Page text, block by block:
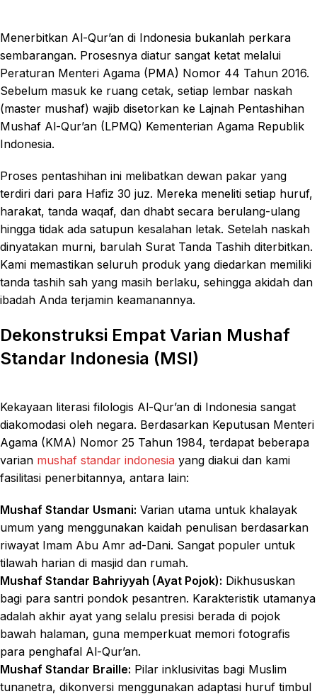
Menerbitkan Al-Qur’an di Indonesia bukanlah perkara
sembarangan. Prosesnya diatur sangat ketat melalui
Peraturan Menteri Agama (PMA) Nomor 44 Tahun 2016.
Sebelum masuk ke ruang cetak, setiap lembar naskah
(master mushaf) wajib disetorkan ke Lajnah Pentashihan
Mushaf Al-Qur’an (LPMQ) Kementerian Agama Republik
Indonesia.
Proses pentashihan ini melibatkan dewan pakar yang
terdiri dari para Hafiz 30 juz. Mereka meneliti setiap huruf,
harakat, tanda waqaf, dan dhabt secara berulang-ulang
hingga tidak ada satupun kesalahan letak. Setelah naskah
dinyatakan murni, barulah Surat Tanda Tashih diterbitkan.
Kami memastikan seluruh produk yang diedarkan memiliki
tanda tashih sah yang masih berlaku, sehingga akidah dan
ibadah Anda terjamin keamanannya.
Dekonstruksi Empat Varian Mushaf
Standar Indonesia (MSI)
Kekayaan literasi filologis Al-Qur’an di Indonesia sangat
diakomodasi oleh negara. Berdasarkan Keputusan Menteri
Agama (KMA) Nomor 25 Tahun 1984, terdapat beberapa
varian mushaf standar indonesia yang diakui dan kami
fasilitasi penerbitannya, antara lain:
Mushaf Standar Usmani: Varian utama untuk khalayak
umum yang menggunakan kaidah penulisan berdasarkan
riwayat Imam Abu Amr ad-Dani. Sangat populer untuk
tilawah harian di masjid dan rumah.
Mushaf Standar Bahriyyah (Ayat Pojok): Dikhususkan
bagi para santri pondok pesantren. Karakteristik utamanya
adalah akhir ayat yang selalu presisi berada di pojok
bawah halaman, guna memperkuat memori fotografis
para penghafal Al-Qur’an.
Mushaf Standar Braille: Pilar inklusivitas bagi Muslim
tunanetra, dikonversi menggunakan adaptasi huruf timbul